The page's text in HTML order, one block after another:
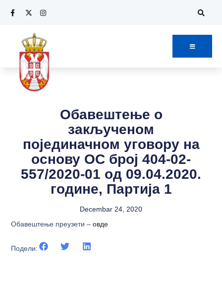
Обавештење о
закљученом
појединачном уговору на
основу ОС број 404-02-
557/2020-01 од 09.04.2020.
године, Партија 1
Decembar 24, 2020
Обавештење преузети –овде
Подели: